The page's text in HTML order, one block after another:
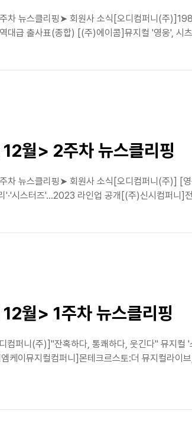
차 뉴스클리핑➤ 회원사 소식[오디컴퍼니(주
대급 출사표(종합) [(주)에이콤]뮤지컬 '영웅',
월> 2주차 뉴스클리핑
차 뉴스클리핑➤ 회원사 소식[오디컴퍼니(주)] [
'·'시스터즈'…2023 라인업 공개[(주)신시컴퍼니]
월> 1주차 뉴스클리핑
컴퍼니(주)]"잔혹하다, 통쾌하다, 웃긴다" 뮤지컬
케이뮤지컬컴퍼니]몬테크르스토:더 뮤지컬라